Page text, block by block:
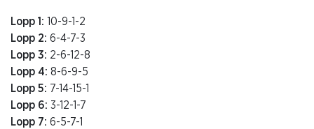
Lopp 1: 10-9-1-2
Lopp 2: 6-4-7-3
Lopp 3: 2-6-12-8
Lopp 4: 8-6-9-5
Lopp 5: 7-14-15-1
Lopp 6: 3-12-1-7
Lopp 7: 6-5-7-1